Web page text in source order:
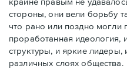
стороны, они вели борьбу
что рано или поздно могли
проработанная
структуры, и яркие
различных слоях общества.